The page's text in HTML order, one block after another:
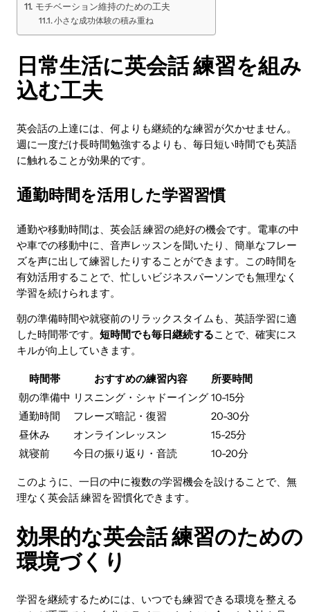
モチベーション維持のための工夫
小さな成功体験の積み重ね
日常生活に英会話 練習を組み
込む工夫
英会話の上達には、何よりも継続的な練習が欠かせません。
週に一度だけ長時間勉強するよりも、毎日短い時間でも英語
に触れることが効果的です。
通勤時間を活用した学習習慣
通勤や移動時間は、英会話 練習の絶好の機会です。電車の中
や車での移動中に、音声レッスンを聞いたり、簡単なフレー
ズを声に出して練習したりすることができます。この時間を
有効活用することで、忙しいビジネスパーソンでも無理なく
学習を続けられます。
朝の準備時間や就寝前のリラックスタイムも、英語学習に適
した時間帯です。 短時間でも毎日継続することで、確実にス
キルが向上していきます。
時間帯 おすすめの練習内容
所要時間
朝の準備中 リスニング・シャドーイング 10-15分
通勤時間
フレーズ暗記・復習
20-30分
昼休み
オンラインレッスン
15-25分
就寝前
今日の振り返り・音読 10-20分
このように、一日の中に複数の学習機会を設けることで、無
理なく英会話 練習を習慣化できます。
効果的な英会話 練習のための
環境づくり
学習を継続するためには、いつでも練習できる環境を整える